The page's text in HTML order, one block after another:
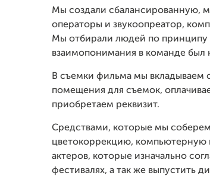
Мы создали сбалансированную,
операторы и звукоопреатор,
Мы отбирали людей по принципу
взаимопонимания в команде был
В съемки фильма мы вкладываем
помещения для съемок,
приобретаем реквизит.
Средствами, которые мы
цветокоррекцию, компьютерную
актеров, которые изначально
фестивалях, а так же выпустить